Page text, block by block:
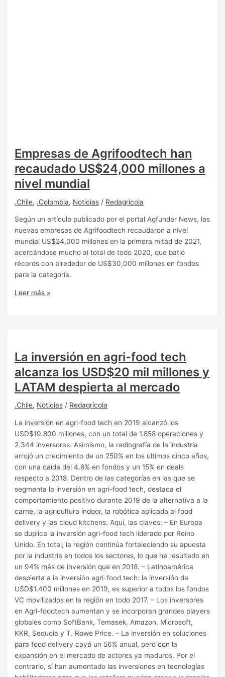
Empresas de Agrifoodtech han
recaudado US$24,000 millones a
nivel mundial
.Chile, .Colombia, Noticias / Redagrícola
Según un artículo publicado por el portal Agfunder News, las
nuevas empresas de Agrifoodtech recaudaron a nivel
mundial US$24,000 millones en la primera mitad de 2021,
acercándose mucho al total de todo 2020, que batió
récords con alrededor de US$30,000 millones en fondos
para la categoría.
Leer más »
La inversión en agri-food tech
alcanza los USD$20 mil millones y
LATAM despierta al mercado
.Chile, Noticias / Redagrícola
La inversión en agri-food tech en 2019 alcanzó los
USD$19.800 millones, con un total de 1.858 operaciones y
2.344 inversores. Asimismo, la radiografía de la industria
arrojó un crecimiento de un 250% en los últimos cinco años,
con una caída del 4.8% en fondos y un 15% en deals
respecto a 2018. Dentro de las categorías en las que se
segmenta la inversión en agri-food tech, destaca el
comportamiento positivo durante 2019 de la alternativa a la
carne, la agricultura indoor, la robótica aplicada al food
delivery y las cloud kitchens. Aquí, las claves: – En Europa
se duplica la inversión agri-food tech liderado por Reino
Unido. En total, la región continúa fortaleciendo su apuesta
por la industria en todos los sectores, lo que ha resultado en
un 94% más de inversión que en 2018. – Latinoamérica
despierta a la inversión agri-food tech: la inversión de
USD$1.400 millones en 2019, es superior a todos los fondos
VC movilizados en la región en todo 2017. – Los inversores
en Agri-foodtech aumentan y se incorporan grandes players
globales como SoftBank, Temasek, Amazon, Microsoft,
KKR, Sequoia y T. Rowe Price. – La inversión en soluciones
para food delivery cayó un 56% anual, pero con la
expansión en el mercado de actores ya maduros. Por el
contrario, sí han aumentado las inversiones en tecnologías